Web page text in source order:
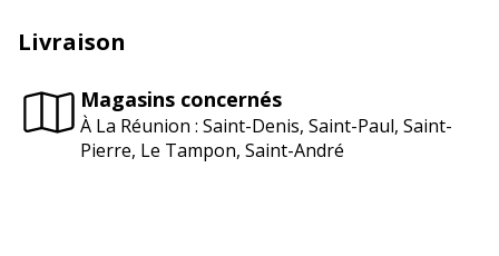
Livraison
Magasins concernés
À La Réunion : Saint-Denis, Saint-Paul, Saint-
Pierre, Le Tampon, Saint-André